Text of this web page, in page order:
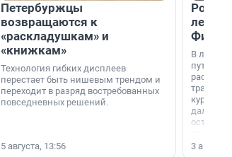
Петербуржцы
возвращаются к
«раскладушкам» и
«книжкам»
Технология гибких дисплеев
перестает быть нишевым трендом и
переходит в разряд востребованных
повседневных решений.
5 августа, 13:56
летят
В летнем
дальние
острова
3